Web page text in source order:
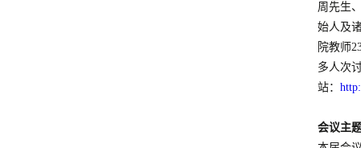
周先生
始人及
院教师
多人次
站：
会议主